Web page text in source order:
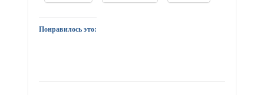
Понравилось это: